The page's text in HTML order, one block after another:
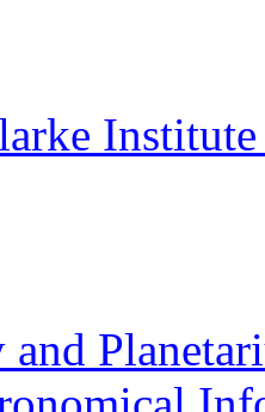
and